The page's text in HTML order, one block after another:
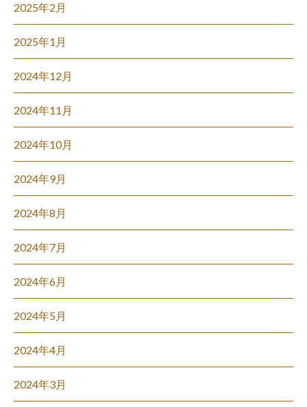
2025年2月
2025年1月
2024年12月
2024年11月
2024年10月
2024年9月
2024年8月
2024年7月
2024年6月
2024年5月
2024年4月
2024年3月